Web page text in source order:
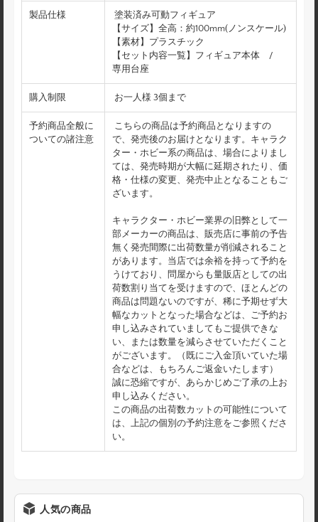
製品仕様
塗装済み可動フィギュア
【サイズ】全高：約100mm(ノンスケール)
【素材】プラスチック
【セット内容一覧】フィギュア本体 /
専用台座
購入制限 お一人様 3個まで
予約商品全般に
ついての諸注意
こちらの商品は予約商品となりますの
で、発売後のお届けとなります。キャラク
ター・ホビー系の商品は、場合によりまし
ては、発売時期が大幅に延期されたり、価
格・仕様の変更、発売中止となることもご
ざいます。
キャラクター・ホビー業界の旧弊として一
部メーカーの商品は、販売店に事前の予告
無く発売間際に出荷数量が削減されること
があります。当店では余裕を持って予約を
うけており、問屋からも量販店としての出
荷数割り当てを受けますので、ほとんどの
商品は問題ないのですが、稀に予期せず大
幅なカットとなった場合などは、ご予約お
申し込みされていましてもご提供できな
い、または数量を減らさせていただくこと
がございます。（既にご入金頂いていた場
合などは、もちろんご返金いたします）
誠に恐縮ですが、あらかじめご了承の上お
申し込みください。
この商品の出荷数カットの可能性について
は、上記の個別の予約注意をご参照くださ
い。
人気の商品